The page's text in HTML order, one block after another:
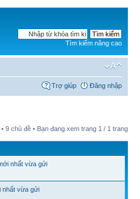
Tìm kiếm nâng cao
Trợ giúp Đăng nhập
• 9 chủ đề • Bạn đang xem trang 1 / 1 trang